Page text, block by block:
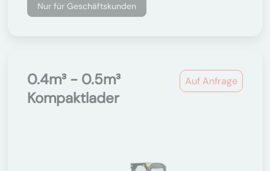
Nur für Geschäftskunden
Auf Anfrage
0.4m³ - 0.5m³
Kompaktlader